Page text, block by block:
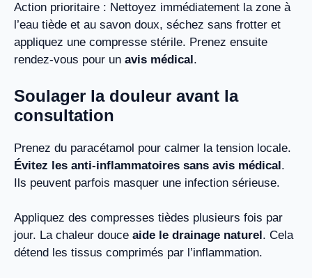
Action prioritaire : Nettoyez immédiatement la zone à
l’eau tiède et au savon doux, séchez sans frotter et
appliquez une compresse stérile. Prenez ensuite
rendez-vous pour un avis médical .
Soulager la douleur avant la
consultation
Prenez du paracétamol pour calmer la tension locale.
Évitez les anti-inflammatoires sans avis médical.
Ils peuvent parfois masquer une infection sérieuse.
Appliquez des compresses tièdes plusieurs fois par
jour. La chaleur douce aide le drainage naturel . Cela
détend les tissus comprimés par l’inflammation.